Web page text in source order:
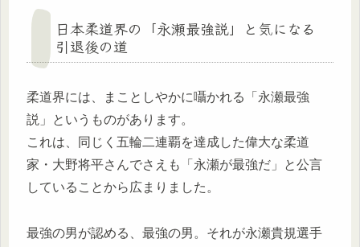
日本柔道界の「永瀬最強説」と気になる
引退後の道
柔道界には、まことしやかに囁かれる「永瀬最強
説」というものがあります。
これは、同じく五輪二連覇を達成した偉大な柔道
家・大野将平さんでさえも「永瀬が最強だ」と公言
していることから広まりました。
最強の男が認める、最強の男。それが永瀬貴規選手